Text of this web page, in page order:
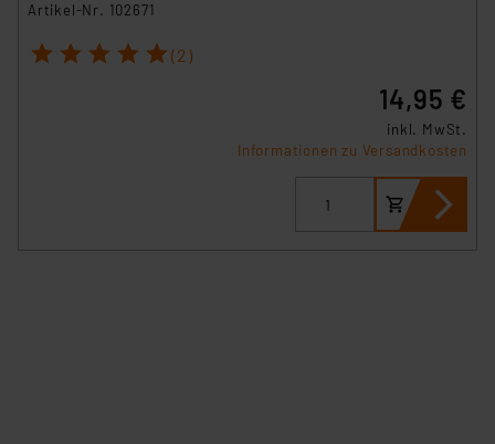
Artikel-Nr. 102671
1 2 3 4 5 (2)
14,95 €
inkl. MwSt.
Informationen zu Versandkosten